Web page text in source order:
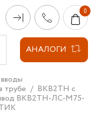
АНАЛОГИ
трубе
ВКВ2ТН с
ввод ВКВ2ТН-ЛС-М75-